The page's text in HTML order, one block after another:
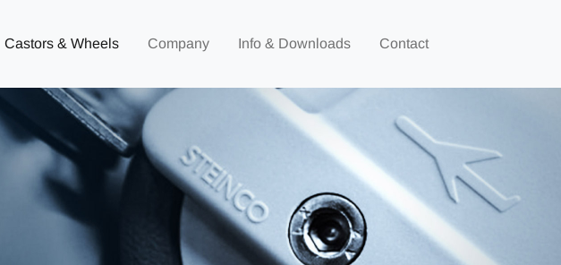
Castors & Wheels Company Info & Downloads Contact